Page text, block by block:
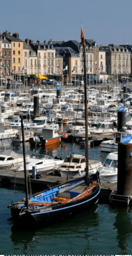
Exporter uniquement les
Menu
<
>
Bienvenue à l'AVF Dieppe
Nouveaux arrivants
Livret d'accueil et bulletin
?>
Images de la page d'accueil
Cliquez pour éditer
Texte, bouton et/ou inscription
Cliquez pour éditer
Bien dans sa
vie avec l'AVF
Je m'abonne à la newsletter